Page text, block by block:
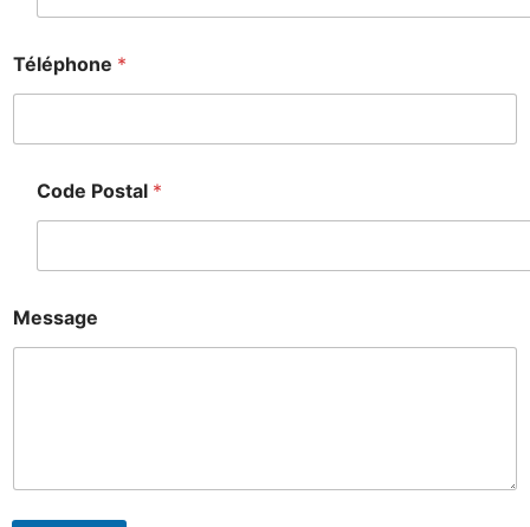
Téléphone *
Code Postal *
Message